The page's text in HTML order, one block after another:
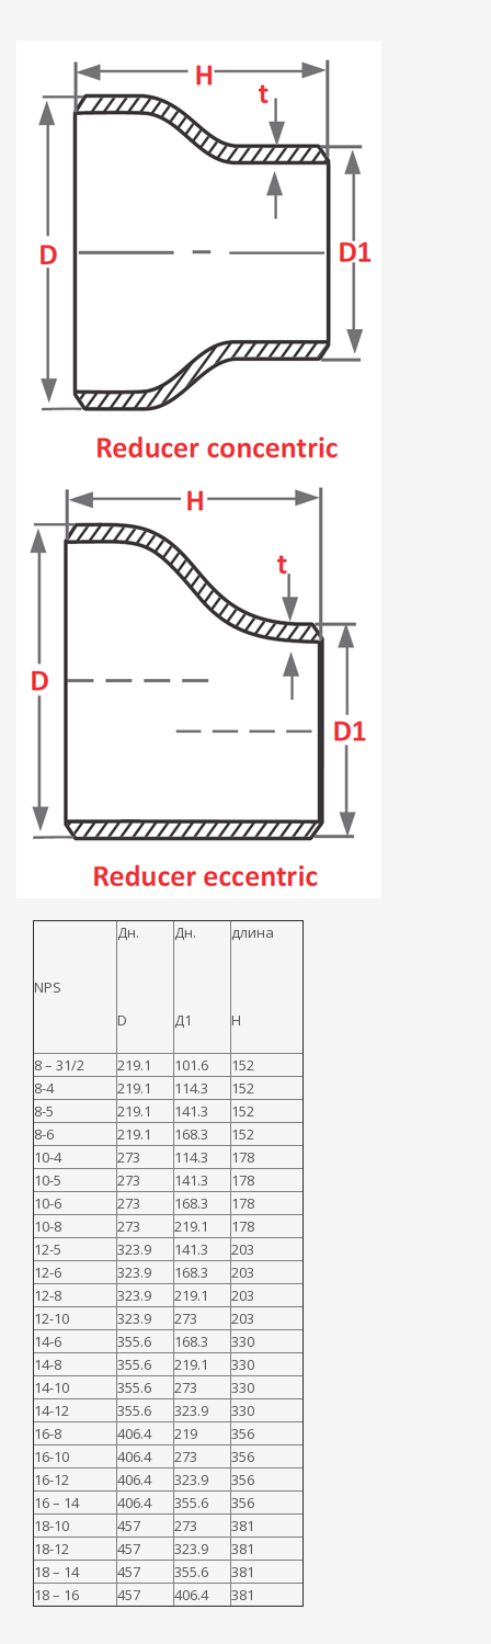
NPS
Дн.
D
Дн.
Д1
длина
H
8 – 31/2 219.1 101.6
152
8-4
219.1 114.3
152
8-5
219.1 141.3
152
8-6
219.1 168.3
152
10-4
273 114.3
178
10-5
273 141.3
178
10-6
273 168.3
178
10-8
273 219.1
178
12-5
323.9 141.3
203
12-6
323.9 168.3
203
12-8
323.9 219.1
203
12-10
323.9 273
203
14-6
355.6 168.3
330
14-8
355.6 219.1
330
14-10
355.6 273
330
14-12
355.6 323.9
330
16-8
406.4 219
356
16-10
406.4 273
356
16-12
406.4 323.9
356
16 – 14
406.4 355.6
356
18-10
457 273
381
18-12
457 323.9
381
18 – 14
457 355.6
381
18 – 16
457 406.4 381